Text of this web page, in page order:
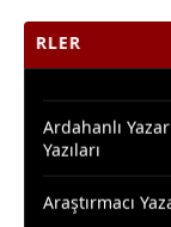
Posof’ta 2.
Ardahanlı
Araştırmacı
Bisikletçiler